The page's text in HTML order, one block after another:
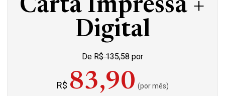
Carta Impressa +
Digital
De R$ 135,58 por
R$ 83,90 (por mês)